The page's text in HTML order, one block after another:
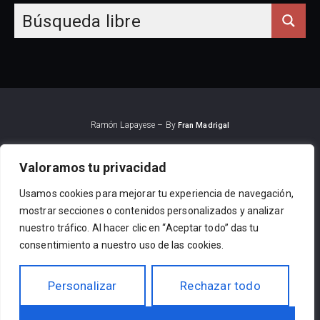
Valoramos tu privacidad
Usamos cookies para mejorar tu experiencia de navegación,
mostrar secciones o contenidos personalizados y analizar
nuestro tráfico. Al hacer clic en “Aceptar todo” das tu
consentimiento a nuestro uso de las cookies.
Personalizar Rechazar todo
Ramón Lapayese – By Fran Madrigal
info@ramonlapayese.com